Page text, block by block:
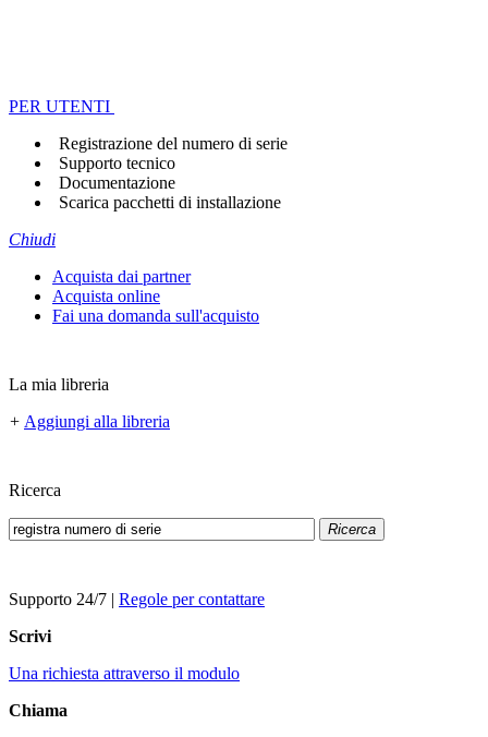
PER UTENTI
Registrazione del numero di serie
Supporto tecnico
Documentazione
Scarica pacchetti di installazione
Chiudi
Acquista dai partner
Acquista online
Fai una domanda sull'acquisto
La mia libreria
+ Aggiungi alla libreria
Ricerca
Ricerca
Supporto 24/7 | Regole per contattare
Scrivi
Una richiesta attraverso il modulo
Chiama